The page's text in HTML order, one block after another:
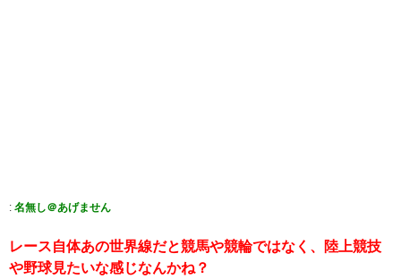
: 名無し＠あげません
レース自体あの世界線だと競馬や競輪ではなく、陸上競技
や野球見たいな感じなんかね？